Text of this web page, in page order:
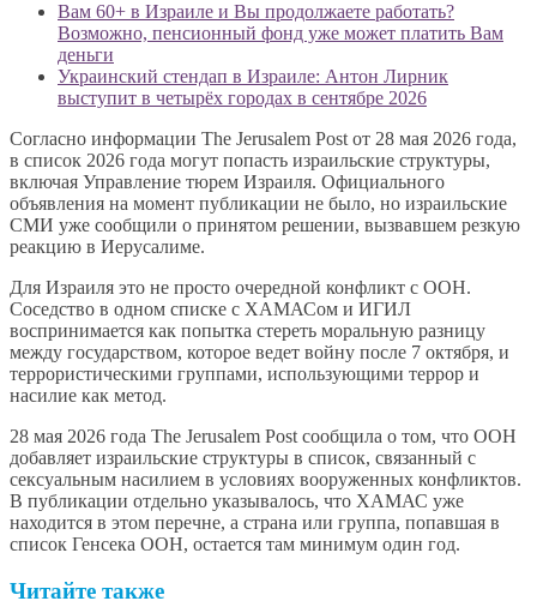
Вам 60+ в Израиле и Вы продолжаете работать?
Возможно, пенсионный фонд уже может платить Вам
деньги
Украинский стендап в Израиле: Антон Лирник
выступит в четырёх городах в сентябре 2026
Согласно информации The Jerusalem Post от 28 мая 2026 года,
в список 2026 года могут попасть израильские структуры,
включая Управление тюрем Израиля. Официального
объявления на момент публикации не было, но израильские
СМИ уже сообщили о принятом решении, вызвавшем резкую
реакцию в Иерусалиме.
Для Израиля это не просто очередной конфликт с ООН.
Соседство в одном списке с ХАМАСом и ИГИЛ
воспринимается как попытка стереть моральную разницу
между государством, которое ведет войну после 7 октября, и
террористическими группами, использующими террор и
насилие как метод.
28 мая 2026 года The Jerusalem Post сообщила о том, что ООН
добавляет израильские структуры в список, связанный с
сексуальным насилием в условиях вооруженных конфликтов.
В публикации отдельно указывалось, что ХАМАС уже
находится в этом перечне, а страна или группа, попавшая в
список Генсека ООН, остается там минимум один год.
Читайте также